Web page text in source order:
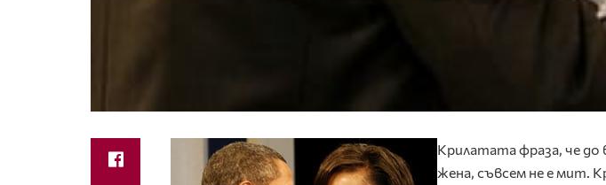
Крилатата фраза, че до
жена, съвсем не е мит.